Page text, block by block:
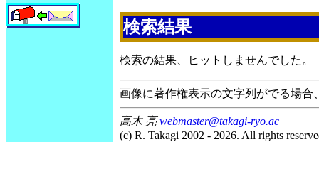
検索結果
検索の結果、ヒットしませんでした。
画像に著作権表示の文字列がでる場合
高木 亮webmaster@takagi-ryo.ac
(c) R. Takagi 2002 - 2026. All rights